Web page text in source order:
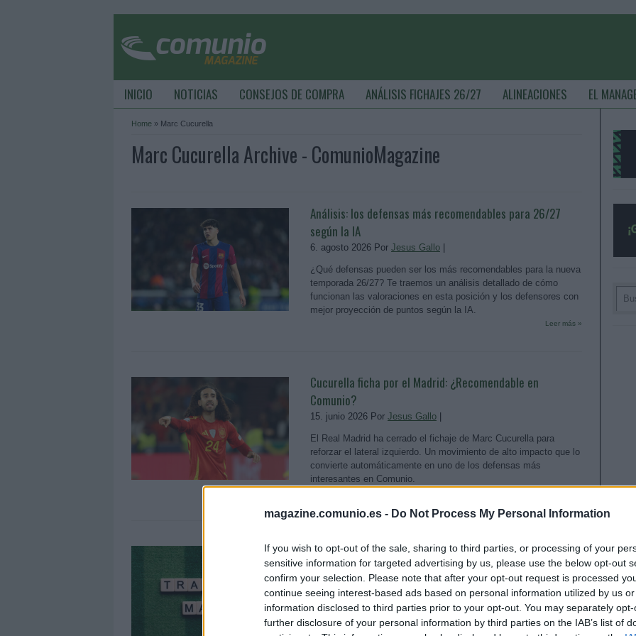
magazine.comunio.es - Do Not Process My Personal Information
If you wish to opt-out of the sale, sharing to third parties, or processing of your
sensitive information for targeted advertising by us, please use the below opt-out
confirm your selection. Please note that after your opt-out request is processed
continue seeing interest-based ads based on personal information utilized by us
information disclosed to third parties prior to your opt-out. You may separately
further disclosure of your personal information by third parties on the IAB’s list of
INICIO NOTICIAS CONSEJOS DE COMPRA ANÁLISIS FICHAJES 26/27 ALINEACIONES EL
Home » Marc Cucurella
Marc Cucurella Archive - ComunioMagazine
Análisis: los defensas más recomendables para 26/27
según la IA
6. agosto 2026 Por Jesus Gallo
¿Qué defensas pueden ser los más recomendables para la nueva
temporada 26/27? Te traemos un análisis detallado de cómo
funcionan las valoraciones en esta posición y los defensores con
mejor proyección de puntos según la IA.
Leer más »
Cucurella ficha por el Madrid: ¿Recomendable en
Comunio?
15. junio 2026 Por Jesus Gallo
El Real Madrid ha cerrado el fichaje de Marc Cucurella para
reforzar el lateral izquierdo. Un movimiento de alto impacto que lo
convierte automáticamente en uno de los defensas más
interesantes en Comunio.
¡The final countdown! La última hora del mercado de
fichajes
¿Llegará Mbappé al Real Madrid? ¿Saldrá Koundé al Chelsea?
Vive con Comunio Magazine las última horas del mercado de